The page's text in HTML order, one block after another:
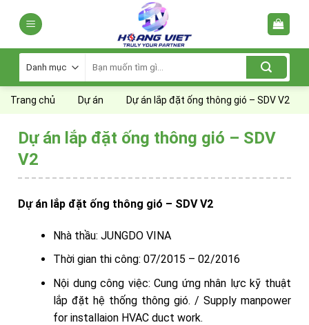
kiếm:
Trang chủ Dự án Dự án lắp đặt ống thông gió – SDV V2
Dự án lắp đặt ống thông gió – SDV
V2
Dự án lắp đặt ống thông gió – SDV V2
Nhà thầu: JUNGDO VINA
Thời gian thi công: 07/2015 – 02/2016
Nội dung công việc: Cung ứng nhân lực kỹ thuật
lắp đặt hệ thống thông gió. / Supply manpower
for installaion HVAC duct work.